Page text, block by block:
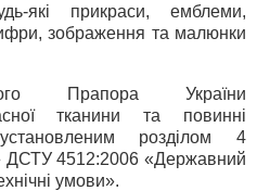
які прикраси, емблеми,
зображення та малюнки
Прапора України
тканини та повинні
розділом 4
ДСТУ 4512:2006 «Державний
умови».